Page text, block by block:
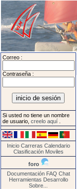
Correo :
Contraseña :
Si usted no tiene un nombre
de usuario, creelo aquí
Inicio Carreras Calendario
Clasificación Moviles
foro
Documentación FAQ Chat
Herramientas Desarrollo
Sobre...